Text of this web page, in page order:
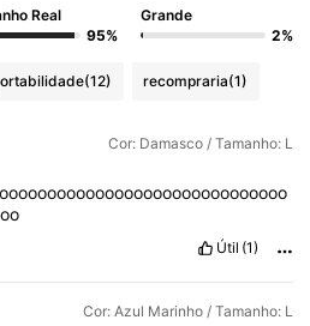
Real
95%
Grande
2%
(12) recompraria(1)
Cor: Damasco / Tamanho: L
Útil (1)
Cor: Azul Marinho / Tamanho: L